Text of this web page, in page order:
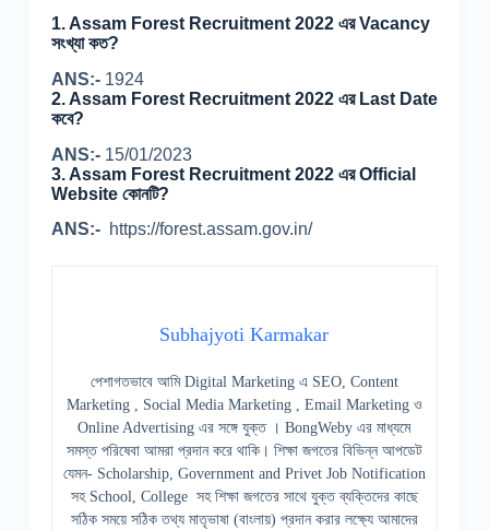
1. Assam Forest Recruitment 2022 এর Vacancy
সংখ্যা কত?
ANS:- 1924
2. Assam Forest Recruitment 2022 এর Last Date
কবে?
ANS:-15/01/2023
3. Assam Forest Recruitment 2022 এর Official
Website কোনটি?
ANS:-https://forest.assam.gov.in/
Subhajyoti Karmakar
পেশাগতভাবে আমি Digital Marketing এ SEO, Content
Marketing , Social Media Marketing , Email Marketing ও
Online Advertising এর সঙ্গে যুক্ত । BongWeby এর মাধ্যমে
সমস্ত পরিষেবা আমরা প্রদান করে থাকি। শিক্ষা জগতের বিভিন্ন আপডেট
যেমন- Scholarship, Government and Privet Job Notification
সহ School, College সহ শিক্ষা জগতের সাথে যুক্ত ব্যক্তিদের কাছে
সঠিক সময়ে সঠিক তথ্য মাতৃভাষা (বাংলায়) প্রদান করার লক্ষ্যে আমাদের